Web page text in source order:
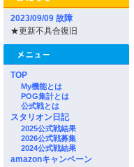
2023/09/09 故障
★更新不具合復旧
TOP
My機能とは
POG集計とは
公式戦とは
スタリオン日記
2025公式戦結果
2026公式戦募集
2024公式戦結果
amazonキャンペーン